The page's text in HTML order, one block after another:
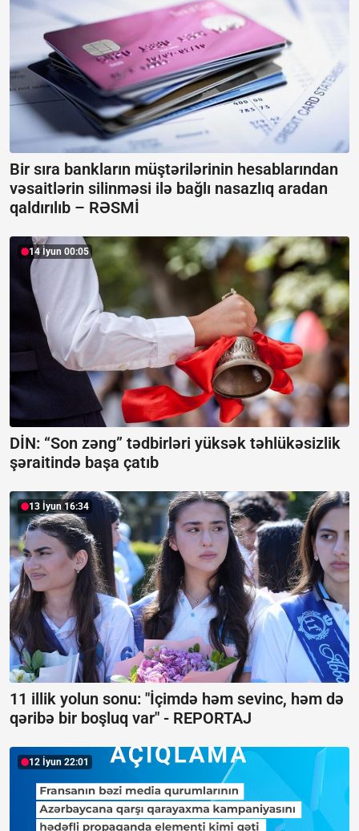
Bir sıra bankların müştərilərinin hesablarından
vəsaitlərin silinməsi ilə bağlı nasazlıq aradan
qaldırılıb – RƏSMİ
14 İyun 00:05
DİN: “Son zəng” tədbirləri yüksək təhlükəsizlik
şəraitində başa çatıb
13 İyun 16:34
11 illik yolun sonu: "İçimdə həm sevinc, həm də
qəribə bir boşluq var" - REPORTAJ
12 İyun 22:01